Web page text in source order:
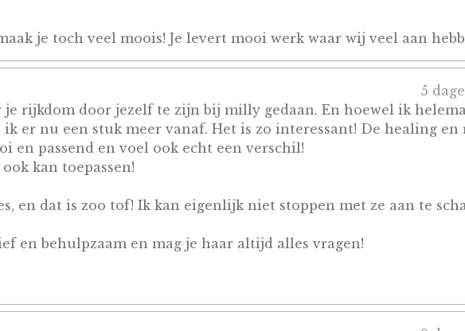
je toch veel moois! Je levert mooi werk waar wij veel aan
5
je rijkdom door jezelf te zijn bij milly gedaan. En hoewel ik
er nu een stuk meer vanaf. Het is zo interessant! De healing en
en passend en voel ook echt een verschil!
kan toepassen!
en dat is zoo tof! Ik kan eigenlijk niet stoppen met ze aan te
en behulpzaam en mag je haar altijd alles vragen!